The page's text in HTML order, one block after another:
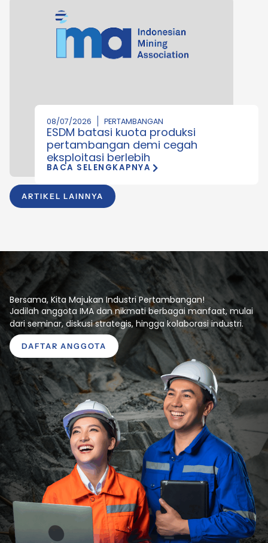
ARTIKEL LAINNYA
08/07/2026 PERTAMBANGAN
ESDM batasi kuota produksi
pertambangan demi cegah
eksploitasi berlebih
BACA SELENGKAPNYA
Bersama, Kita Majukan Industri Pertambangan!
Jadilah anggota IMA dan nikmati berbagai manfaat, mulai
dari seminar, diskusi strategis, hingga kolaborasi industri.
DAFTAR ANGGOTA